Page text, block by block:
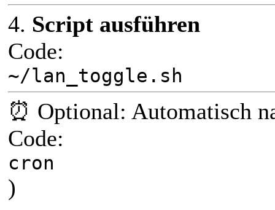
4. Script ausführen
Code:
~/lan_toggle.sh
⏰ Optional: Automatisch
Code:
cron
)